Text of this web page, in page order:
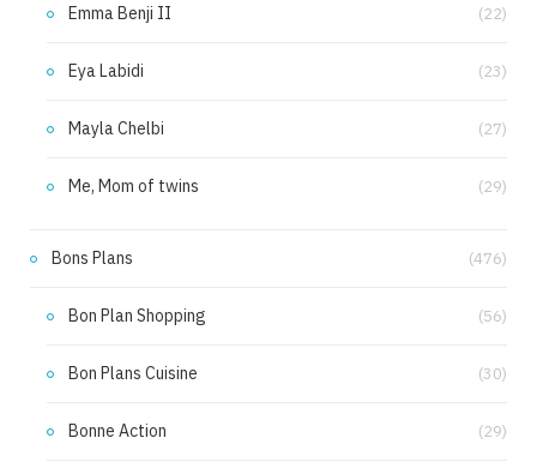
Emma Benji II (22)
Eya Labidi (23)
Mayla Chelbi (27)
Me, Mom of twins (29)
Bons Plans (476)
Bon Plan Shopping (56)
Bon Plans Cuisine (30)
Bonne Action (29)